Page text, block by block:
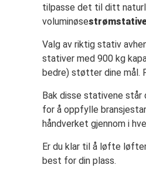
tilpasse det til ditt
voluminøse
Valg av riktig stativ
stativer med 900 kg
bedre) støtter dine mål.
Bak disse stativene
for å oppfylle
håndverket gjennom i
Er du klar til å løfte
best for din plass.